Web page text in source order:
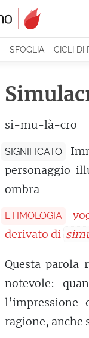
SFOGLIA CICLI DI
si-mu-là-cro
SIGNIFICATO
personaggio
ombra
ETIMOLOGIA
derivato di
Questa parola
notevole:
ragione, anche